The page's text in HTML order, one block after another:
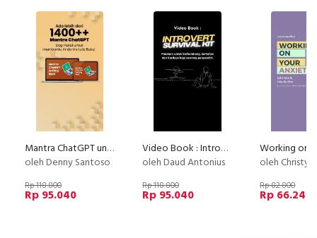
Mantra ChatGPT untuk Penulisan Buku
oleh Denny Santoso
Rp 118.800
Rp 95.040
Video Book : Introvert Survival Kit
oleh Daud Antonius
Rp 118.800
Rp 95.040
oleh Christy
Rp 82.800
Rp 66.240